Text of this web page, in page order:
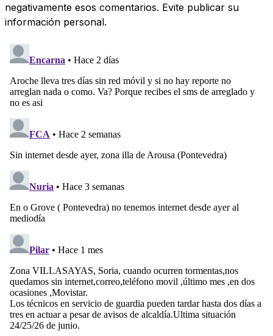
negativamente esos comentarios. Evite publicar su
información personal.